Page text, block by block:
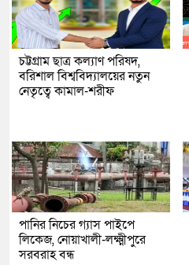
চট্টগ্রাম ছাত্র কল্যাণ পরিষদ,
বরিশাল বিশ্ববিদ্যালয়ের নতুন
নেতৃত্বে কামাল-শরীফ
পানির নিচের গ্যাস পাইপে
লিকেজ, নোয়াখালী-লক্ষ্মীপুরে
সরবরাহ বন্ধ